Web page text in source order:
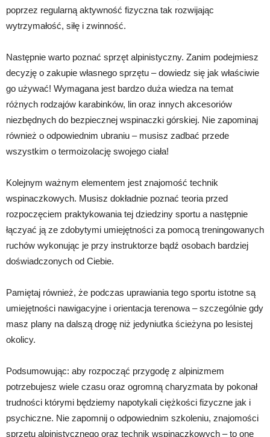
poprzez regularną aktywność fizyczna tak rozwijając
wytrzymałość, siłę i zwinność.
Następnie warto poznać sprzęt alpinistyczny. Zanim podejmiesz
decyzję o zakupie własnego sprzętu – dowiedz się jak właściwie
go używać! Wymagana jest bardzo duża wiedza na temat
różnych rodzajów karabinków, lin oraz innych akcesoriów
niezbędnych do bezpiecznej wspinaczki górskiej. Nie zapominaj
również o odpowiednim ubraniu – musisz zadbać przede
wszystkim o termoizolację swojego ciała!
Kolejnym ważnym elementem jest znajomość technik
wspinaczkowych. Musisz dokładnie poznać teoria przed
rozpoczęciem praktykowania tej dziedziny sportu a następnie
łączyać ją ze zdobytymi umiejętności za pomocą treningowanych
ruchów wykonując je przy instruktorze bądź osobach bardziej
doświadczonych od Ciebie.
Pamiętaj również, że podczas uprawiania tego sportu istotne są
umiejętności nawigacyjne i orientacja terenowa – szczególnie gdy
masz plany na dalszą drogę niż jedyniutka ścieżyna po lesistej
okolicy.
Podsumowując: aby rozpocząć przygodę z alpinizmem
potrzebujesz wiele czasu oraz ogromną charyzmata by pokonał
trudności którymi będziemy napotykali ciężkości fizyczne jak i
psychiczne. Nie zapomnij o odpowiednim szkoleniu, znajomości
sprzętu alpinistycznego oraz technik wspinaczkowych – to one